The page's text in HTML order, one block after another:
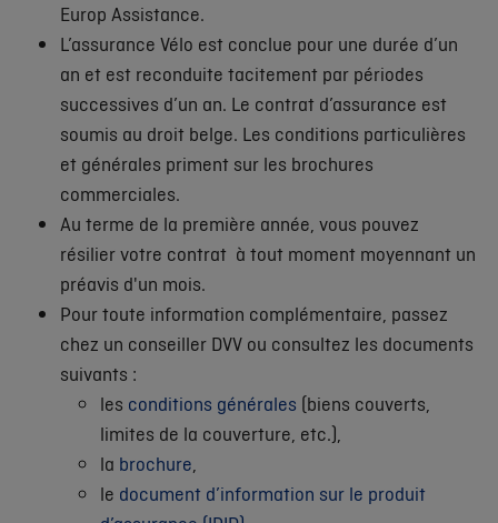
Europ Assistance.
L’assurance Vélo est conclue pour une durée d’un
an et est reconduite tacitement par périodes
successives d’un an. Le contrat d’assurance est
soumis au droit belge. Les conditions particulières
et générales priment sur les brochures
commerciales.
Au terme de la première année, vous pouvez
résilier votre contrat à tout moment moyennant un
préavis d'un mois.
Pour toute information complémentaire, passez
chez un conseiller DVV ou consultez les documents
suivants :
les conditions générales (biens couverts,
limites de la couverture, etc.),
la brochure,
le document d’information sur le produit